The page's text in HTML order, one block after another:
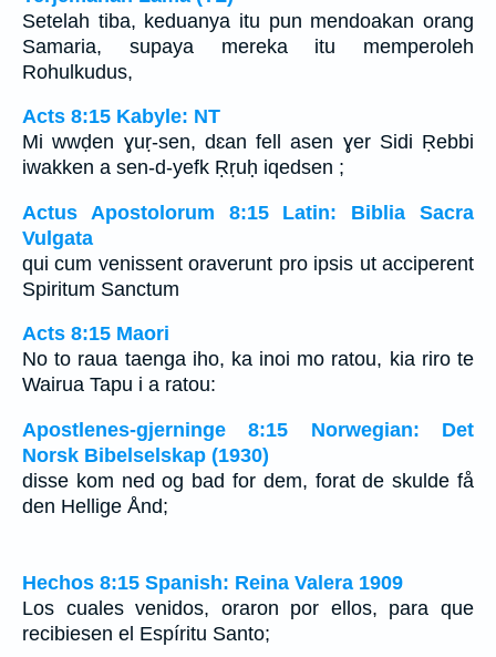
Setelah tiba, keduanya itu pun mendoakan orang
Samaria, supaya mereka itu memperoleh
Rohulkudus,
Acts 8:15 Kabyle: NT
Mi wwḍen ɣuṛ-sen, dɛan fell asen ɣer Sidi Ṛebbi
iwakken a sen-d-yefk Ṛṛuḥ iqedsen ;
Actus Apostolorum 8:15 Latin: Biblia Sacra
Vulgata
qui cum venissent oraverunt pro ipsis ut acciperent
Spiritum Sanctum
Acts 8:15 Maori
No to raua taenga iho, ka inoi mo ratou, kia riro te
Wairua Tapu i a ratou:
Apostlenes-gjerninge 8:15 Norwegian: Det
Norsk Bibelselskap (1930)
disse kom ned og bad for dem, forat de skulde få
den Hellige Ånd;
Hechos 8:15 Spanish: Reina Valera 1909
Los cuales venidos, oraron por ellos, para que
recibiesen el Espíritu Santo;